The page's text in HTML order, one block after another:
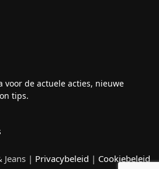
voor de actuele acties, nieuwe
tips.
| Privacybeleid | Cookiebeleid